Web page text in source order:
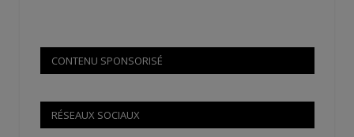
CONTENU SPONSORISÉ
RÉSEAUX SOCIAUX